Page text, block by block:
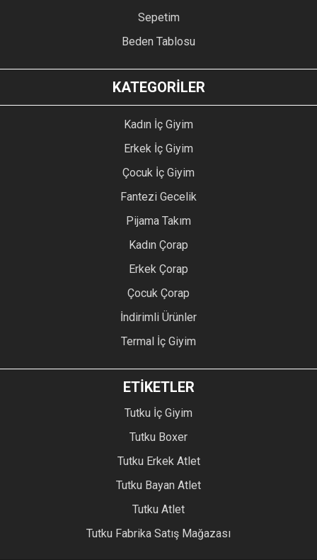
Sepetim
Beden Tablosu
KATEGORİLER
Kadın İç Giyim
Erkek İç Giyim
Çocuk İç Giyim
Fantezi Gecelik
Pijama Takım
Kadın Çorap
Erkek Çorap
Çocuk Çorap
İndirimli Ürünler
Termal İç Giyim
ETİKETLER
Tutku İç Giyim
Tutku Boxer
Tutku Erkek Atlet
Tutku Bayan Atlet
Tutku Atlet
Tutku Fabrika Satış Mağazası